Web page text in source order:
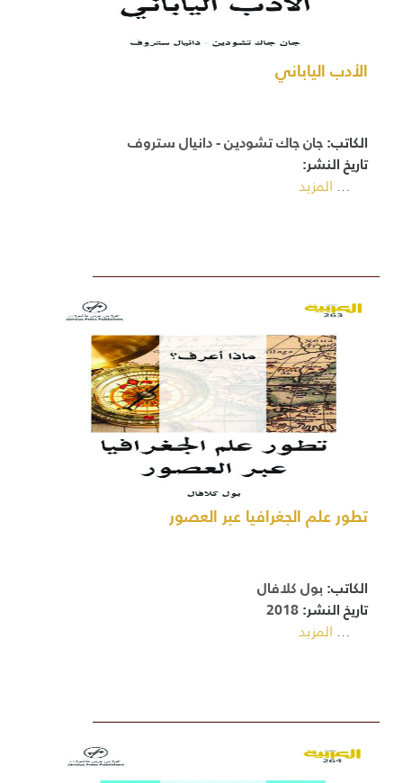
الأدب الياباني
الكاتب:جان جاك تشودين - دانيال ستروف
تاريخ النشر:
...المزيد
تطور علم الجغرافيا عبر العصور
الكاتب:بول كلافال
تاريخ النشر:2018
...المزيد